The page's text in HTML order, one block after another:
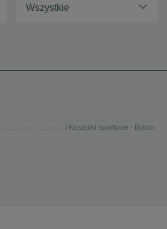
Wszystkie
Koszulki sportowe - Bytom